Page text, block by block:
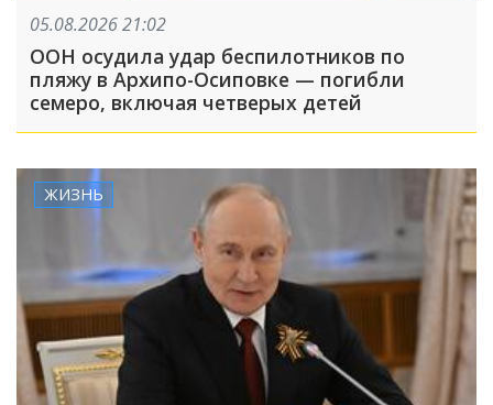
05.08.2026 21:02
ООН осудила удар беспилотников по
пляжу в Архипо-Осиповке — погибли
семеро, включая четверых детей
ЖИЗНЬ